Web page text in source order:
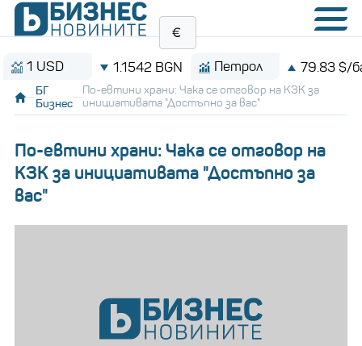
1.1542 BGN Петрол 79.83 $/барел
БГ
Бизнес
По-евтини храни: Чака се отговор на КЗК за
инициативата "Достъпно за вас"
По-евтини храни: Чака се отговор на
КЗК за инициативата "Достъпно за
вас"